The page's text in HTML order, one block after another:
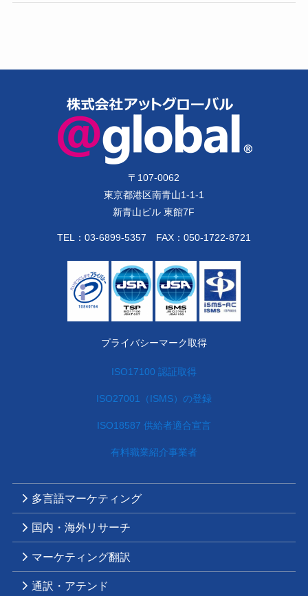
〒 107-0062
東京都港区南青山1-1-1
新青山ビル 東館7F
TEL： 03-6899-5357 FAX：050-1722-8721
プライバシーマーク取得
ISO17100 認証取得
ISO27001（ISMS）の登録
ISO18587 供給者適合宣言
有料職業紹介事業者
多言語マーケティング
国内・海外リサーチ
マーケティング翻訳
通訳・アテンド